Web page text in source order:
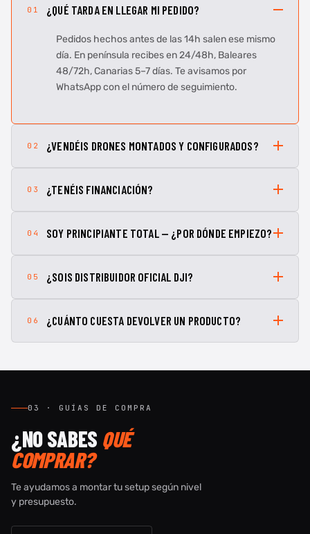
01 ¿QUÉ TARDA EN LLEGAR MI PEDIDO?
Pedidos hechos antes de las 14h salen ese mismo
día. En península recibes en 24/48h, Baleares
48/72h, Canarias 5–7 días. Te avisamos por
WhatsApp con el número de seguimiento.
02 ¿VENDÉIS DRONES MONTADOS Y CONFIGURADOS?
03 ¿TENÉIS FINANCIACIÓN?
04 SOY PRINCIPIANTE TOTAL — ¿POR DÓNDE EMPIEZO?
05 ¿SOIS DISTRIBUIDOR OFICIAL DJI?
06 ¿CUÁNTO CUESTA DEVOLVER UN PRODUCTO?
03 · GUÍAS DE COMPRA
¿NO SABES QUÉ
COMPRAR?
Te ayudamos a montar tu setup según nivel
y presupuesto.